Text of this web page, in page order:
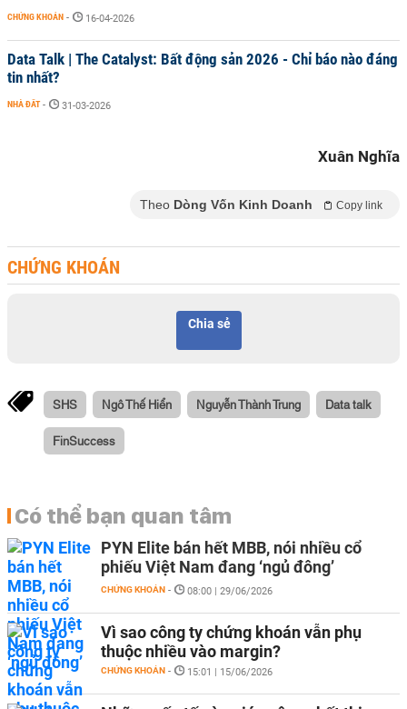
CHỨNG KHOÁN - 16-04-2026
Data Talk | The Catalyst: Bất động sản 2026 - Chỉ báo nào đáng
tin nhất?
NHÀ ĐẤT - 31-03-2026
Xuân Nghĩa
Theo Dòng Vốn Kinh Doanh Copy link
CHỨNG KHOÁN
Chia sẻ
SHS Ngô Thế Hiển Nguyễn Thành Trung Data talk
FinSuccess
Có thể bạn quan tâm
PYN Elite bán hết MBB, nói nhiều cổ
phiếu Việt Nam đang ‘ngủ đông’
CHỨNG KHOÁN - 08:00 | 29/06/2026
Vì sao công ty chứng khoán vẫn phụ
thuộc nhiều vào margin?
CHỨNG KHOÁN - 15:01 | 15/06/2026